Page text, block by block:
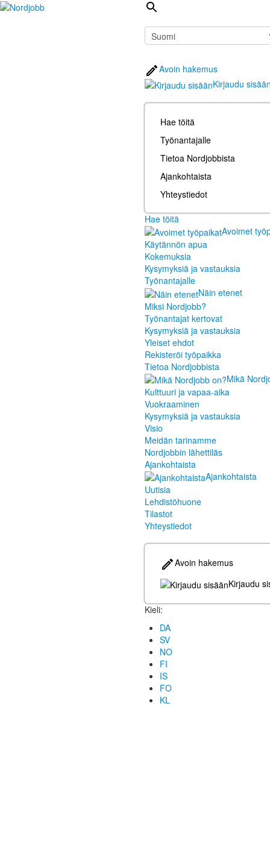
Avoin hakemus
Kirjaudu
Hae töitä
Työnantajalle
Tietoa Nordjobbista
Ajankohtaista
Yhteystiedot
Hae töitä
Avoimet
Käytännön apua
Kokemuksia
Kysymyksiä ja vastauksia
Työnantajalle
Näin etenet
Miksi Nordjobb?
Työnantajat kertovat
Kysymyksiä ja vastauksia
Yleiset ehdot
Rekisteröi työpaikka
Tietoa Nordjobbista
Mikä
Kulttuuri ja vapaa-aika
Vuokraaminen
Kysymyksiä ja vastauksia
Visio
Meidän tarinamme
Nordjobbin lähettiläs
Ajankohtaista
Ajankohtaista
Uutisia
Lehdistöhuone
Tilastot
Yhteystiedot
Avoin hakemus
Kirjaudu
Kieli:
DA
SV
NO
FI
IS
FO
KL